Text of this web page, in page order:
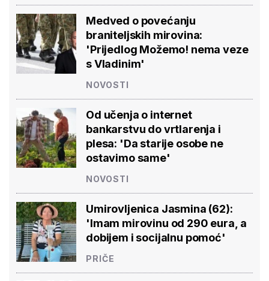
Medved o povećanju
braniteljskih mirovina:
'Prijedlog Možemo! nema veze
s Vladinim'
NOVOSTI
Od učenja o internet
bankarstvu do vrtlarenja i
plesa: 'Da starije osobe ne
ostavimo same'
NOVOSTI
Umirovljenica Jasmina (62):
'Imam mirovinu od 290 eura, a
dobijem i socijalnu pomoć'
PRIČE